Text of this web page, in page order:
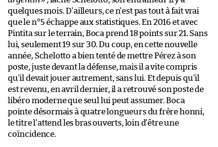
quelques mois. D’ailleurs, ce n’est pas tout à fait vrai
que le n°5 échappe aux statistiques. En 2016 et avec
Pintita sur le terrain, Boca prend 18 points sur 21. Sans
lui, seulement 19 sur 30. Du coup, en cette nouvelle
année, Schelotto a bien tenté de mettre Pérez à son
poste, juste devant la défense, mais il a vite compris
qu’il devait jouer autrement, sans lui. Et depuis qu’il
est revenu, en avril dernier, il a retrouvé son poste de
libéro moderne que seul lui peut assumer. Boca
pointe désormais à quatre longueurs du frère honni,
le titre l’attend les bras ouverts, loin d’être une
coïncidence.